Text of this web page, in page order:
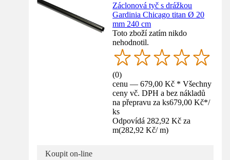
Záclonová tyč s drážkou
Gardinia Chicago titan Ø 20
mm 240 cm
Toto zboží zatím nikdo
nehodnotil.
(0)
cenu — 679,00 Kč * Všechny
ceny vč. DPH a bez nákladů
na přepravu za ks679,00 Kč*/
ks
Odpovídá 282,92 Kč za
m(282,92 Kč/ m)
Koupit on-line